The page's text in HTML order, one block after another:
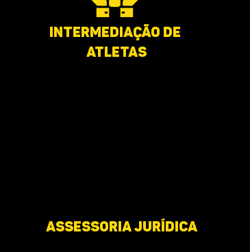
Intermediação de
atletas
assessoria jurídica